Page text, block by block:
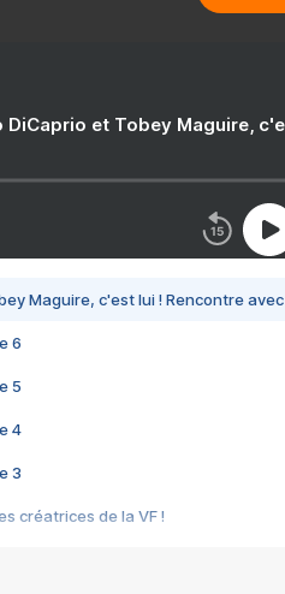
DiCaprio et Tobey Maguire,
Maguire, c'est lui ! Rencontre
6
5
4
3
créatrices de la VF !